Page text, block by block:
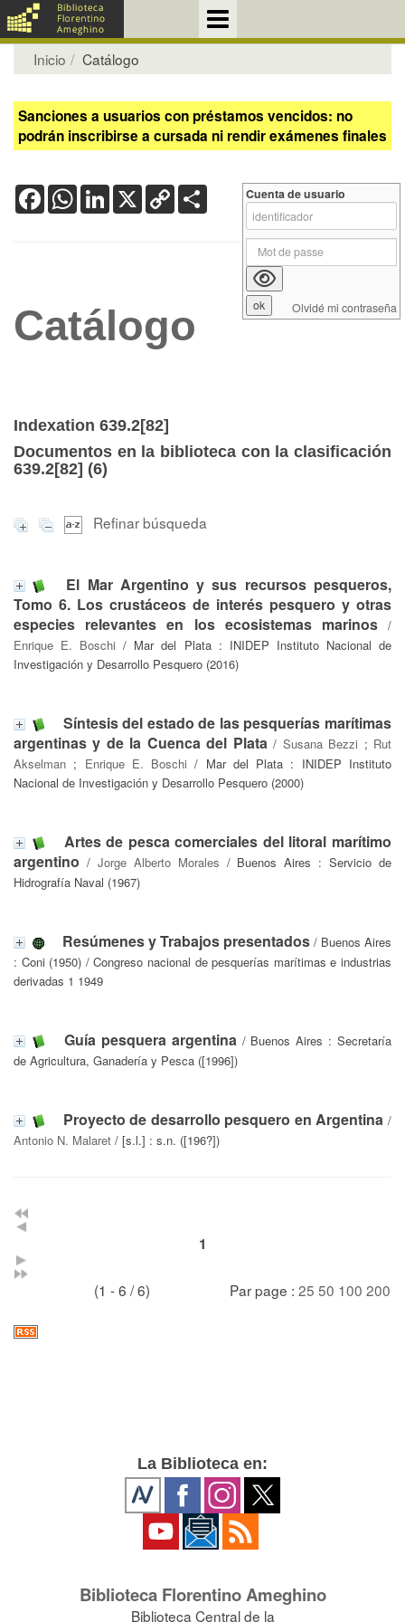
Inicio Catálogo
Sanciones a usuarios con préstamos vencidos: no
podrán inscribirse a cursada ni rendir exámenes finales
FacebookWhatsApp
LinkedIn
X Copy
Link
Catálogo
Indexation 639.2[82]
Documentos en la biblioteca con la clasificación
639.2[82] (6)
Refinar búsqueda
El Mar Argentino y sus recursos pesqueros,
Tomo 6. Los crustáceos de interés pesquero y otras
especies relevantes en los ecosistemas marinos/
Enrique E. Boschi / Mar del Plata : INIDEP Instituto Nacional de
Investigación y Desarrollo Pesquero (2016)
Síntesis del estado de las pesquerías marítimas
argentinas y de la Cuenca del Plata/ Susana Bezzi ; Rut
Akselman ; Enrique E. Boschi / Mar del Plata : INIDEP Instituto
Nacional de Investigación y Desarrollo Pesquero (2000)
Artes de pesca comerciales del litoral marítimo
argentino / Jorge Alberto Morales / Buenos Aires : Servicio de
Hidrografía Naval (1967)
Resúmenes y Trabajos presentados / Buenos Aires
: Coni (1950) / Congreso nacional de pesquerías marítimas e industrias
derivadas 1 1949
Guía pesquera argentina/ Buenos Aires : Secretaría
de Agricultura, Ganadería y Pesca ([1996])
Proyecto de desarrollo pesquero en Argentina /
Antonio N. Malaret / [s.l.] : s.n. ([196?])
1
(1 - 6 / 6) Par page : 25 50 100 200
Cuenta de usuario
Olvidé mi contraseña
La Biblioteca en:
Biblioteca Florentino Ameghino
Biblioteca Central de la